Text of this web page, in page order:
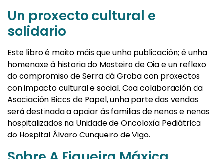
Un proxecto cultural e
solidario
Este libro é moito máis que unha publicación; é unha
homenaxe á historia do Mosteiro de Oia e un reflexo
do compromiso de Serra dá Groba con proxectos
con impacto cultural e social. Coa colaboración da
Asociación Bicos de Papel, unha parte das vendas
será destinada a apoiar ás familias de nenos e nenas
hospitalizados na Unidade de Oncoloxía Pediátrica
do Hospital Álvaro Cunqueiro de Vigo.